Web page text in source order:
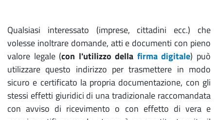
Qualsiasi interessato (imprese, cittadini ecc.) che
volesse inoltrare domande, atti e documenti con pieno
valore legale (con l'utilizzo della firma digitale) può
utilizzare questo indirizzo per trasmettere in modo
sicuro e certificato la propria documentazione, con gli
stessi effetti giuridici di una tradizionale raccomandata
con avviso di ricevimento o con effetto di vera e